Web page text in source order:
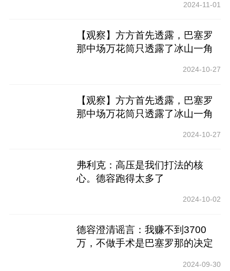
2024-11-01
【观察】方方首先透露，巴塞罗
那中场万花筒只透露了冰山一角
2024-10-27
【观察】方方首先透露，巴塞罗
那中场万花筒只透露了冰山一角
2024-10-27
弗利克：高压是我们打法的核
心。德容跑得太多了
2024-10-02
德容澄清谣言：我赚不到3700
万，不做手术是巴塞罗那的决定
2024-09-30